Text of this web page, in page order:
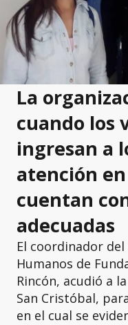
La
cuando los
ingresan a
atención
cuentan
adecuadas
El coordinador
Humanos de
Rincón, acudió a
San Cristóbal,
en el cual se